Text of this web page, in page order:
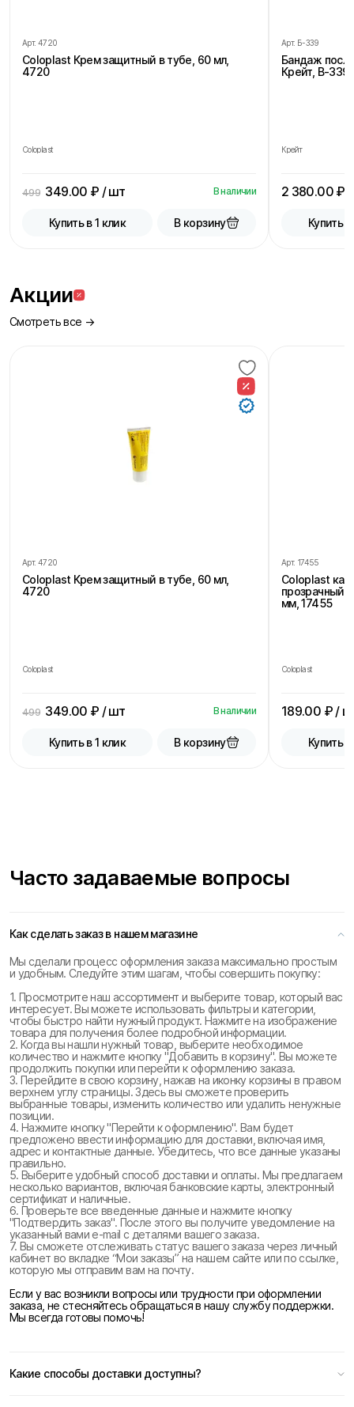
Арт. 4720
Coloplast Крем защитный в тубе, 60 мл,
4720
Coloplast
499 349.00 ₽ / шт В наличии
Купить в 1 клик В корзину
Арт. Б-339
Бандаж
Крейт, В-
Крейт
2 380.00₽ /
Купить в
Акции
Смотреть все →
Арт. 4720
Coloplast Крем защитный в тубе, 60 мл,
4720
Coloplast
499 349.00 ₽ / шт В наличии
Купить в 1 клик В корзину
Арт. 17455
Coloplast
прозрачный,
мм, 17455
Coloplast
189.00 ₽ /
Купить в
Часто задаваемые вопросы
Как сделать заказ в нашем магазине
Мы сделали процесс оформления заказа максимально простым
и удобным. Следуйте этим шагам, чтобы совершить покупку:
1. Просмотрите наш ассортимент и выберите товар, который вас
интересует. Вы можете использовать фильтры и категории,
чтобы быстро найти нужный продукт. Нажмите на изображение
товара для получения более подробной информации.
2. Когда вы нашли нужный товар, выберите необходимое
количество и нажмите кнопку "Добавить в корзину". Вы можете
продолжить покупки или перейти к оформлению заказа.
3. Перейдите в свою корзину, нажав на иконку корзины в правом
верхнем углу страницы. Здесь вы сможете проверить
выбранные товары, изменить количество или удалить ненужные
позиции.
4. Нажмите кнопку "Перейти к оформлению". Вам будет
предложено ввести информацию для доставки, включая имя,
адрес и контактные данные. Убедитесь, что все данные указаны
правильно.
5. Выберите удобный способ доставки и оплаты. Мы предлагаем
несколько вариантов, включая банковские карты, электронный
сертификат и наличные.
6. Проверьте все введенные данные и нажмите кнопку
"Подтвердить заказ". После этого вы получите уведомление на
указанный вами e-mail с деталями вашего заказа.
7. Вы сможете отслеживать статус вашего заказа через личный
кабинет во вкладке “Мои заказы” на нашем сайте или по ссылке,
которую мы отправим вам на почту.
Если у вас возникли вопросы или трудности при оформлении
заказа, не стесняйтесь обращаться в нашу службу поддержки.
Мы всегда готовы помочь!
Какие способы доставки доступны?